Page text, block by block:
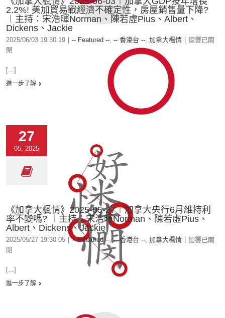
2.2%! 美加貿易戰經濟不確定性，房屋銷售量下降?
︱主持：宋浩暉Norman、陳若虛Pius、Albert、
Dickens、Jackie
2025/06/03 19:30:19 -- Featured --, -- 香港台 --, 加拿大楓情
迴響已關
閉
[...]
進一步了解
27
05, 2025
《加拿大楓情》2025-05-27︱加拿大央行6月維持利
率不變嗎? ︱主持：宋浩暉Norman、陳若虛Pius、
Albert、Dickens、Jackie
2025/05/27 19:30:05 -- Featured --, -- 香港台 --, 加拿大楓情
迴響已關
閉
[...]
進一步了解